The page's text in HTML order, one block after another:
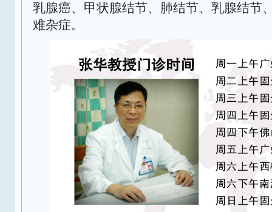
乳腺癌、甲状腺结节、肺结节、乳腺结节
难杂症。